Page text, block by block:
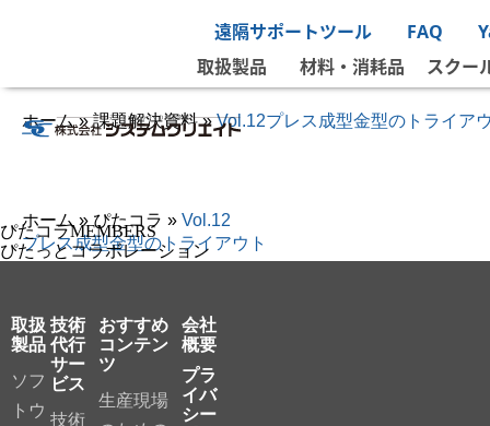
遠隔サポートツール FAQ
取扱製品
材料・消耗品 スクー
ホーム»課題解決資料»Vol.12プレス成型金型のトライア
ホーム » ぴたコラ » Vol.12
プレス成型金型のトライアウト
ぴたコラMEMBERS
ぴたっとコラボレーション
取扱
製品
ソフ
トウ
技術
代行
サー
ビス
技術
おすすめ
コンテン
ツ
生産現場
会社
概要
プラ
イバ
シー